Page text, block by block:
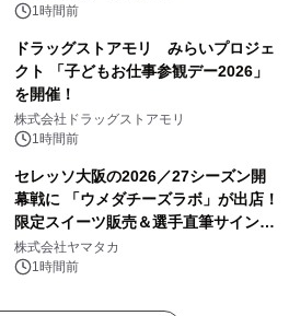
1時間前
ドラッグストアモリ みらいプロジェ
クト 「子どもお仕事参観デー2026」
を開催！
株式会社ドラッグストアモリ
1時間前
セレッソ大阪の2026／27シーズン開
幕戦に 「ウメダチーズラボ」が出店！
限定スイーツ販売＆選手直筆サイング
ッズが当たる抽選会を 8月8日に開催
株式会社ヤマタカ
1時間前